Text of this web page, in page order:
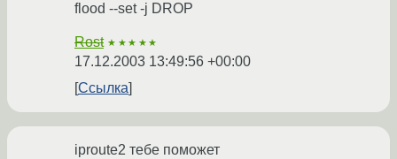
flood --set -j DROP
Rost ★★★★★
17.12.2003 13:49:56 +00:00
Ссылка
iproute2 тебе поможет